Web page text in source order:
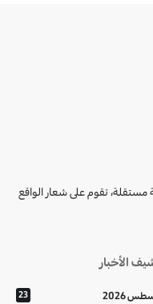
مستقلة، تقوم على شعار الواقع
الأخبار
2026
23